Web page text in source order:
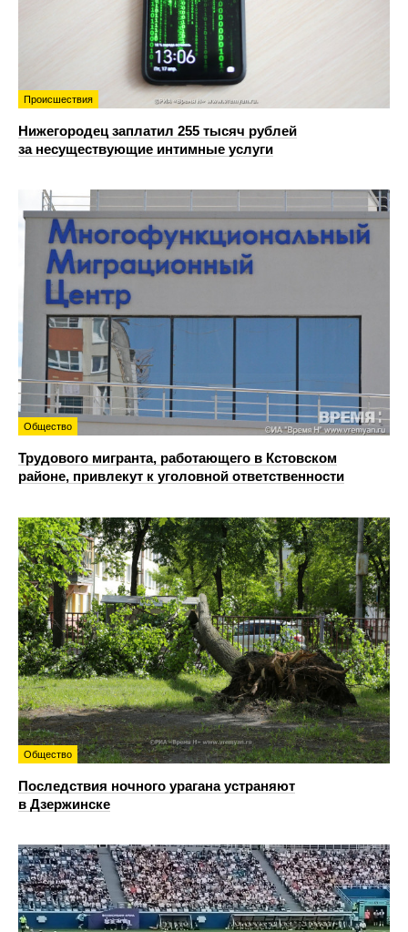
Происшествия
Нижегородец заплатил 255 тысяч рублей
за несуществующие интимные услуги
Общество
Трудового мигранта, работающего в Кстовском
районе, привлекут к уголовной ответственности
Общество
Последствия ночного урагана устраняют
в Дзержинске